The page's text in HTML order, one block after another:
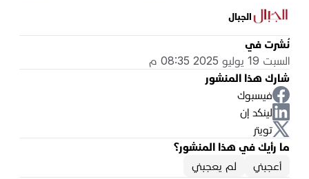
الجبال
نُشرت في
السبت 19 يوليو 2025 08:35 م
شارك هذا المنشور
فيسبوك
لينكد إن
تويتر
ما رأيك في هذا المنشور؟
أعجبني
لم يعجبني